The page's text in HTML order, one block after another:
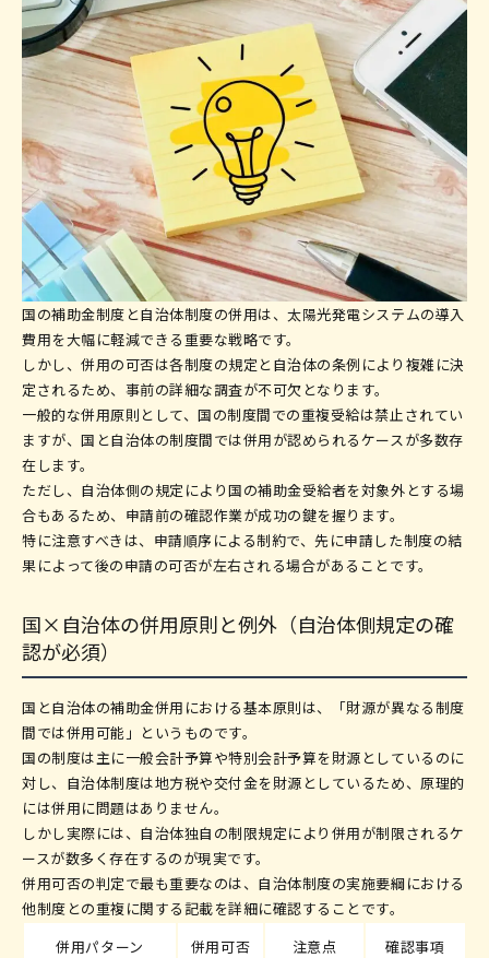
国の補助金制度と自治体制度の併用は、太陽光発電システムの導入
費用を大幅に軽減できる重要な戦略です。
しかし、併用の可否は各制度の規定と自治体の条例により複雑に決
定されるため、事前の詳細な調査が不可欠となります。
一般的な併用原則として、国の制度間での重複受給は禁止されてい
ますが、国と自治体の制度間では併用が認められるケースが多数存
在します。
ただし、自治体側の規定により国の補助金受給者を対象外とする場
合もあるため、申請前の確認作業が成功の鍵を握ります。
特に注意すべきは、申請順序による制約で、先に申請した制度の結
果によって後の申請の可否が左右される場合があることです。
国×自治体の併用原則と例外（自治体側規定の確
認が必須）
国と自治体の補助金併用における基本原則は、「財源が異なる制度
間では併用可能」というものです。
国の制度は主に一般会計予算や特別会計予算を財源としているのに
対し、自治体制度は地方税や交付金を財源としているため、原理的
には併用に問題はありません。
しかし実際には、自治体独自の制限規定により併用が制限されるケ
ースが数多く存在するのが現実です。
併用可否の判定で最も重要なのは、自治体制度の実施要綱における
他制度との重複に関する記載を詳細に確認することです。
併用パターン
併用可否 注意点 確認事項